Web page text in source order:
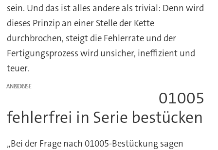
sein. Und das ist alles andere als trivial: Denn wird
dieses Prinzip an einer Stelle der Kette
durchbrochen, steigt die Fehlerrate und der
Fertigungsprozess wird unsicher, ineffizient und
teuer.
ANZEIGE
01005
fehlerfrei in Serie bestücken
„Bei der Frage nach 01005-Bestückung sagen